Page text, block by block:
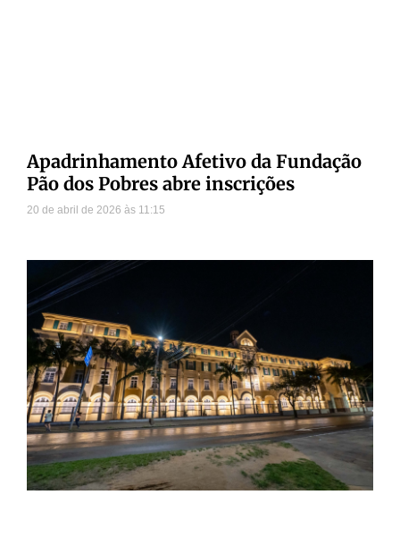
Apadrinhamento Afetivo da Fundação
Pão dos Pobres abre inscrições
20 de abril de 2026 11:15